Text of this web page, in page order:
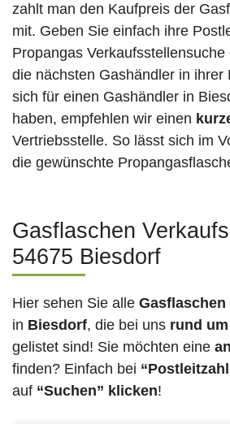
zahlt man den Kaufpreis der
mit. Geben Sie einfach ihre
Propangas
die nächsten Gashändler in ihrer
sich für einen Gashändler in
haben, empfehlen wir einen
Vertriebsstelle. So lässt sich im
die gewünschte
Gasflaschen
54675 Biesdorf
Hier sehen Sie alle
in Biesdorf, die bei uns rund
gelistet sind! Sie möchten eine
finden? Einfach bei
auf “Suchen” klicken!